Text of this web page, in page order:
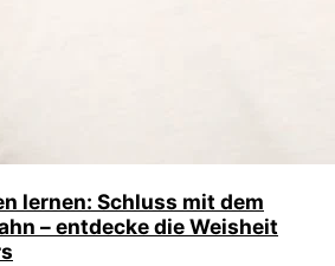
lernen: Schluss mit dem
– entdecke die Weisheit